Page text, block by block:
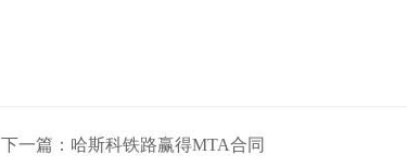
下一篇：哈斯科铁路赢得MTA合同